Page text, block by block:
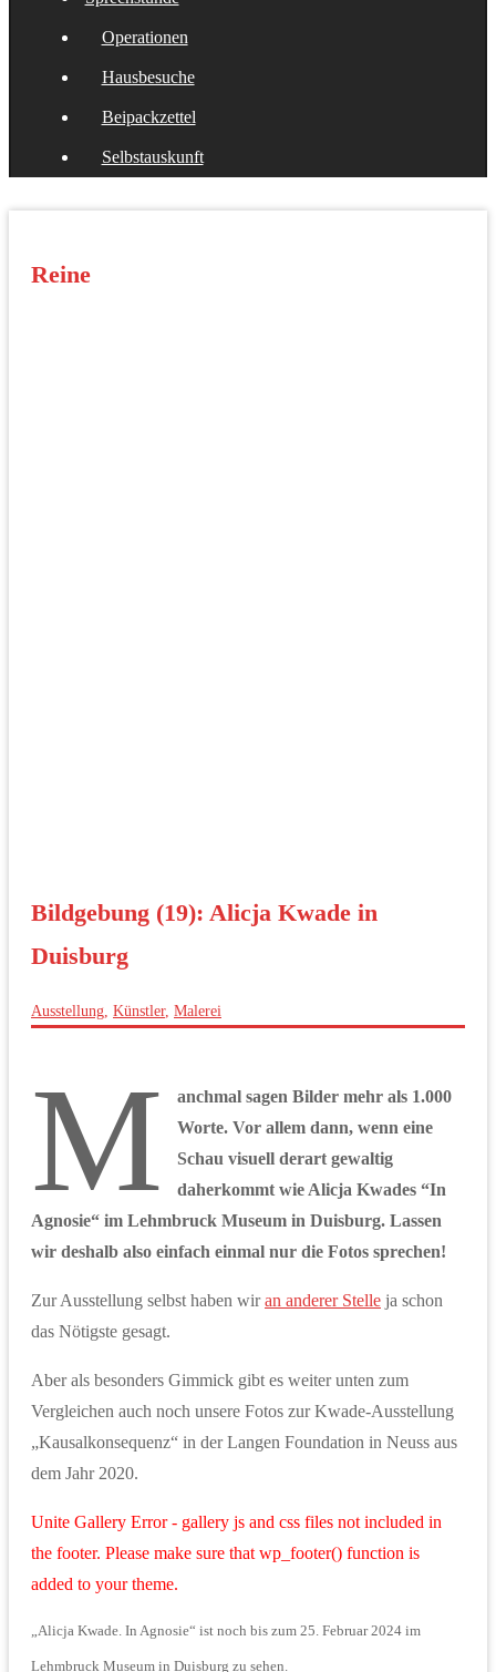
Operationen
Hausbesuche
Beipackzettel
Selbstauskunft
Reine
Bildgebung (19): Alicja Kwade in
Duisburg
Ausstellung, Künstler, Malerei
M
anchmal sagen Bilder mehr als 1.000
Worte. Vor allem dann, wenn eine
Schau visuell derart gewaltig
daherkommt wie Alicja Kwades “In
Agnosie“ im Lehmbruck Museum in Duisburg. Lassen
wir deshalb also einfach einmal nur die Fotos sprechen!
Zur Ausstellung selbst haben wiran anderer Stelle ja schon
das Nötigste gesagt.
Aber als besonders Gimmick gibt es weiter unten zum
Vergleichen auch noch unsere Fotos zur Kwade-Ausstellung
„Kausalkonsequenz“ in der Langen Foundation in Neuss aus
dem Jahr 2020.
Unite Gallery Error - gallery js and css files not included in
the footer. Please make sure that wp_footer() function is
added to your theme.
„Alicja Kwade. In Agnosie“ ist noch bis zum 25. Februar 2024 im
Lehmbruck Museum in Duisburg zu sehen.